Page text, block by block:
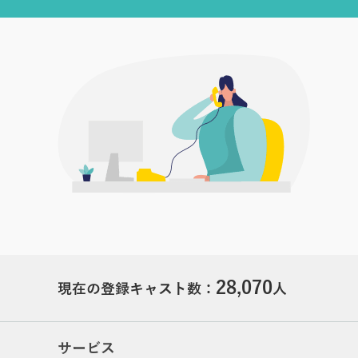
現在の登録キャスト数： 28,070人
サービス